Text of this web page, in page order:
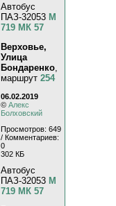
Автобус
ПАЗ-32053 М
719 МК 57
Верховье,
Улица
Бондаренко,
маршрут 254
06.02.2019
© Алекс
Болховский
Просмотров: 649
/ Комментариев:
0
302 КБ
Автобус
ПАЗ-32053 М
719 МК 57